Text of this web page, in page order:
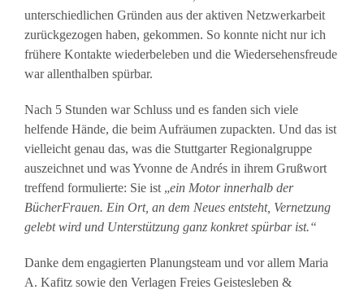
unterschiedlichen Gründen aus der aktiven Netzwerkarbeit
zurückgezogen haben, gekommen. So konnte nicht nur ich
frühere Kontakte wiederbeleben und die Wiedersehensfreude
war allenthalben spürbar.
Nach 5 Stunden war Schluss und es fanden sich viele
helfende Hände, die beim Aufräumen zupackten. Und das ist
vielleicht genau das, was die Stuttgarter Regionalgruppe
auszeichnet und was Yvonne de Andrés in ihrem Grußwort
treffend formulierte: Sie ist „ein Motor innerhalb der
BücherFrauen. Ein Ort, an dem Neues entsteht, Vernetzung
gelebt wird und Unterstützung ganz konkret spürbar ist.“
Danke dem engagierten Planungsteam und vor allem Maria
A. Kafitz sowie den Verlagen Freies Geistesleben &